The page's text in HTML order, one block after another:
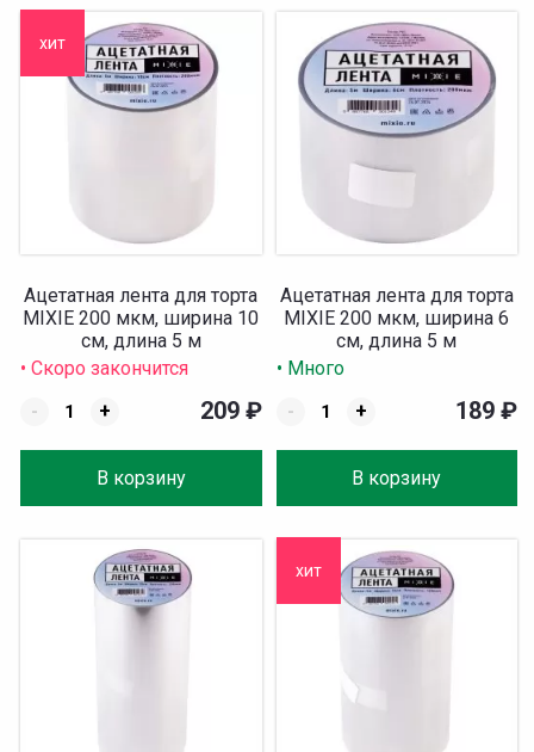
хит
Ацетатная лента для торта
MIXIE 200 мкм, ширина 10
см, длина 5 м
• Скоро закончится
-
+
В корзину
209 ₽
Ацетатная лента для торта
MIXIE 200 мкм, ширина 6
см, длина 5 м
• Много
-
+
В корзину
189 ₽
хит